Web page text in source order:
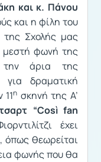
και κ. Πάνου
και η φίλη του
Σχολής μας
μεστή φωνή της
την άρια της
για δραματική
11η σκηνή της Α’
“Così fan
έχει
όπως θεωρείται
φωνής που θα